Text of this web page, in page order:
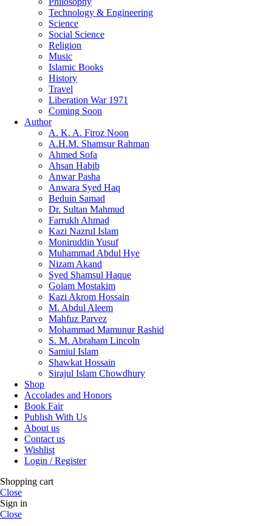
Technology & Engineering
Science
Social Science
Religion
Music
Islamic Books
History
Travel
Liberation War 1971
Coming Soon
Author
A. K. A. Firoz Noon
A.H.M. Shamsur Rahman
Ahmed Sofa
Ahsan Habib
Anwar Pasha
Anwara Syed Haq
Beduin Samad
Dr. Sultan Mahmud
Farrukh Ahmad
Kazi Nazrul Islam
Moniruddin Yusuf
Muhammad Abdul Hye
Nizam Akand
Syed Shamsul Haque
Golam Mostakim
Kazi Akrom Hossain
M. Abdul Aleem
Mahfuz Parvez
Mohammad Mamunur Rashid
S. M. Abraham Lincoln
Samiul Islam
Shawkat Hossain
Sirajul Islam Chowdhury
Shop
Accolades and Honors
Book Fair
Publish With Us
About us
Contact us
Wishlist
Login / Register
Shopping cart
Close
Sign in
Close